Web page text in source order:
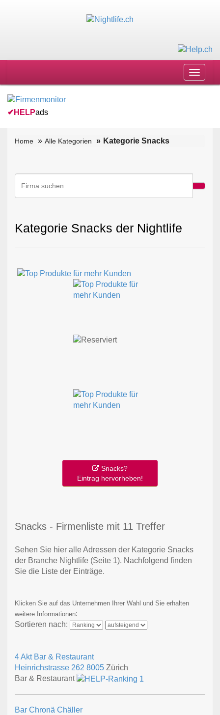
Toggle
✔ HELPads
Home Alle Kategorien Kategorie Snacks
Kategorie Snacks der Nightlife
Snacks?
Eintrag hervorheben!
Snacks - Firmenliste mit 11 Treffer
Sehen Sie hier alle Adressen der Kategorie Snacks
der Branche Nightlife (Seite 1). Nachfolgend finden
Sie die Liste der Einträge.
Klicken Sie auf das Unternehmen Ihrer Wahl und Sie erhalten
weitere Informationen:
Sortieren nach:
4 Akt Bar & Restaurant
Heinrichstrasse 262 8005 Zürich
Bar & Restaurant
Bar Chronä Chäller